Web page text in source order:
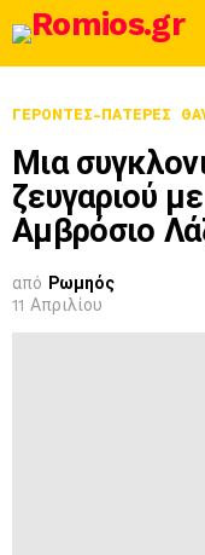
ΓΕΡΟΝΤΕΣ-ΠΑΤΕΡΕΣ
Μια
ζευγαριού
Αμβρόσιο
από Ρωμηός
11 Απριλίου